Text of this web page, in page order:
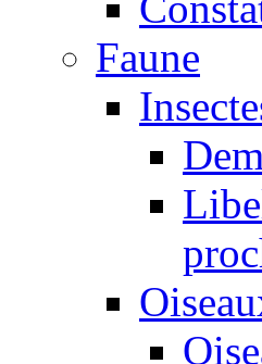
Faune